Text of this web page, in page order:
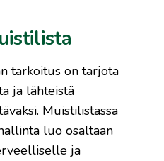
tarkoitus on tarjota
ja lähteistä
Muistilistassa
luo osaltaan
ja